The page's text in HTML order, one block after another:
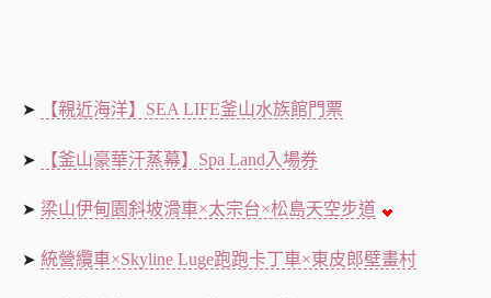
➤ 【親近海洋】SEA LIFE釜山水族館門票
➤ 【釜山豪華汗蒸幕】Spa Land入場券
➤ 梁山伊甸園斜坡滑車×太宗台×松島天空步道
➤ 統營纜車×Skyline Luge跑跑卡丁車×東皮郎壁畫村